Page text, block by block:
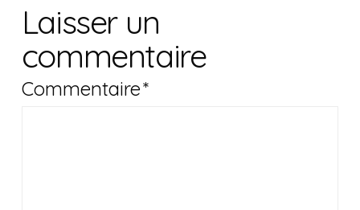
Laisser un
commentaire
Commentaire*